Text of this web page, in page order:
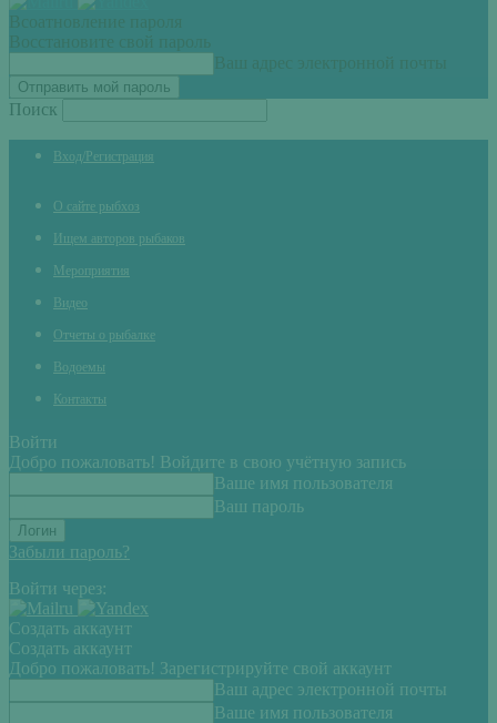
Всоатновление пароля
Восстановите свой пароль
Ваш адрес электронной почты
Поиск
Вход/Регистрация
О сайте рыбхоз
Ищем авторов рыбаков
Мероприятия
Видео
Отчеты о рыбалке
Водоемы
Контакты
Войти
Добро пожаловать! Войдите в свою учётную запись
Ваше имя пользователя
Ваш пароль
Забыли пароль?
Войти через:
Создать аккаунт
Создать аккаунт
Добро пожаловать! Зарегистрируйте свой аккаунт
Ваш адрес электронной почты
Ваше имя пользователя